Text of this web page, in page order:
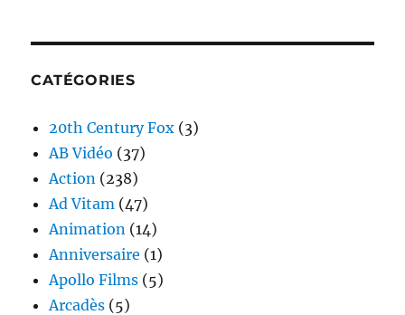
CATÉGORIES
20th Century Fox (3)
AB Vidéo (37)
Action (238)
Ad Vitam (47)
Animation (14)
Anniversaire (1)
Apollo Films (5)
Arcadès (5)